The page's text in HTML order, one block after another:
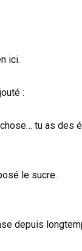
ici.
:
tu as des
le sucre.
depuis